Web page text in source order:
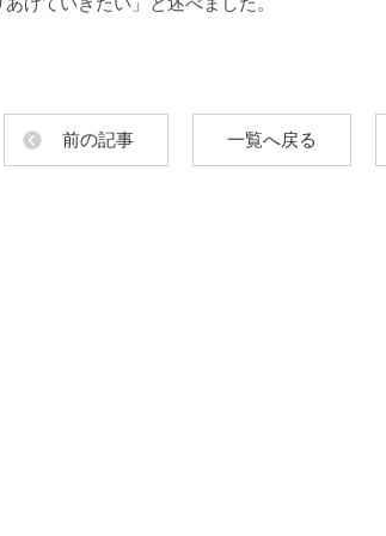
前の記事 一覧へ戻る